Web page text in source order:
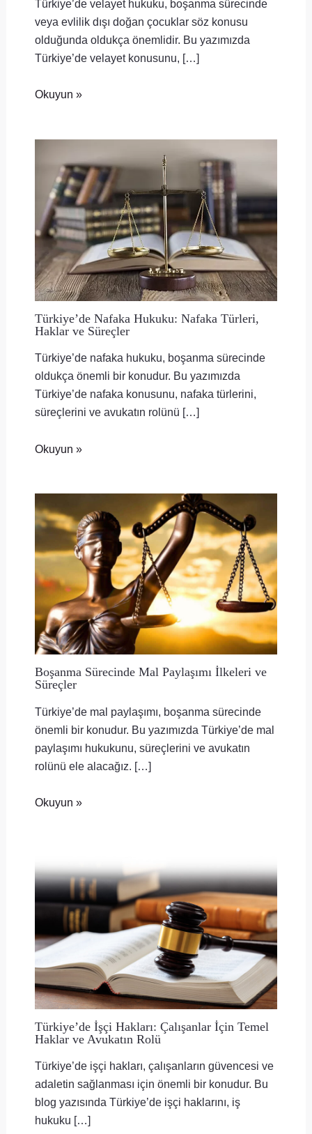
Türkiye’de velayet hukuku, boşanma sürecinde
veya evlilik dışı doğan çocuklar söz konusu
olduğunda oldukça önemlidir. Bu yazımızda
Türkiye’de velayet konusunu, […]
Okuyun »
Türkiye’de Nafaka Hukuku: Nafaka Türleri,
Haklar ve Süreçler
Türkiye’de nafaka hukuku, boşanma sürecinde
oldukça önemli bir konudur. Bu yazımızda
Türkiye’de nafaka konusunu, nafaka türlerini,
süreçlerini ve avukatın rolünü […]
Okuyun »
Boşanma Sürecinde Mal Paylaşımı İlkeleri ve
Süreçler
Türkiye’de mal paylaşımı, boşanma sürecinde
önemli bir konudur. Bu yazımızda Türkiye’de mal
paylaşımı hukukunu, süreçlerini ve avukatın
rolünü ele alacağız. […]
Okuyun »
Türkiye’de İşçi Hakları: Çalışanlar İçin Temel
Haklar ve Avukatın Rolü
Türkiye’de işçi hakları, çalışanların güvencesi ve
adaletin sağlanması için önemli bir konudur. Bu
blog yazısında Türkiye’de işçi haklarını, iş
hukuku […]